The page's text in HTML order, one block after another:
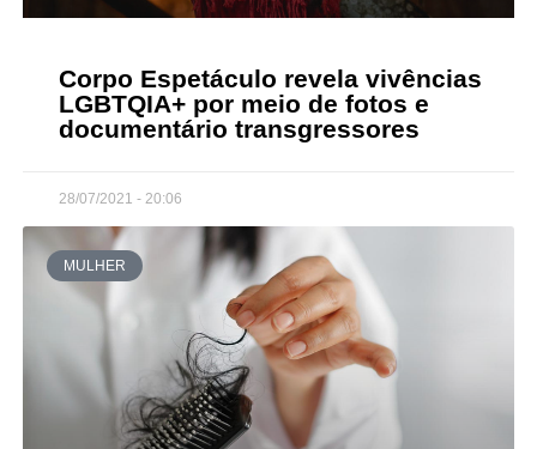
Corpo Espetáculo revela vivências
LGBTQIA+ por meio de fotos e
documentário transgressores
28/07/2021 - 20:06
MULHER